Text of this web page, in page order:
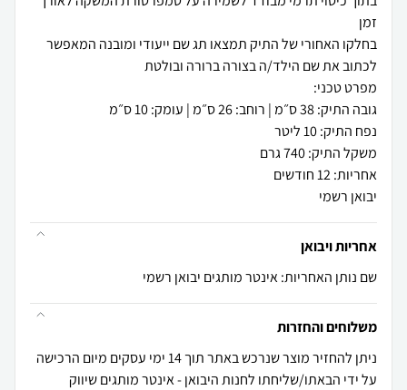
בחלקו האחורי של התיק תמצאו תג שם ייעודי ומובנה המאפשר
יבואן רשמי
אחריות ויבואן
שם נותן האחריות: אינטר מותגים יבואן רשמי
משלוחים והחזרות
ניתן להחזיר מוצר שנרכש באתר תוך 14 ימי עסקים מיום הרכישה
על ידי הבאתו/שליחתו לחנות היבואן - אינטר מותגים שיווק